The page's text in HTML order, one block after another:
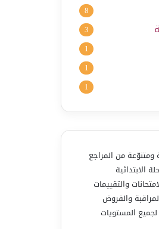
8
3
1
1
1
من المراجع
الابتدائية
والتقييمات
والفروض
المستويات